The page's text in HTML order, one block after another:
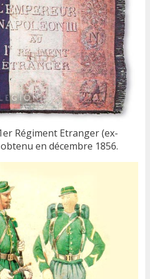
Régiment Etranger (ex-
en décembre 1856.